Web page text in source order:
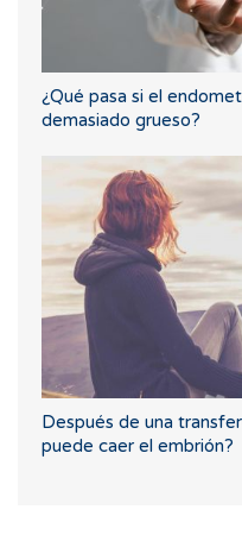
¿Qué pasa si el
demasiado grueso?
Después de una
puede caer el embrión?